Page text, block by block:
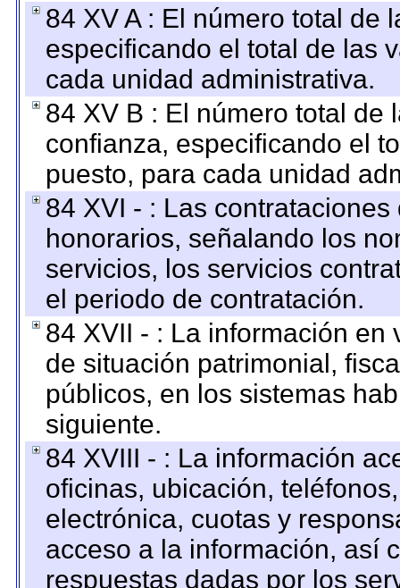
84 XV A : El número total de
especificando el total de las
cada unidad administrativa.
84 XV B : El número total de
confianza, especificando el
puesto, para cada unidad
84 XVI - : Las
honorarios, señalando los
servicios, los servicios
el periodo de contratación.
84 XVII - : La información
de situación patrimonial,
públicos, en los sistemas
siguiente.
84 XVIII - : La información
oficinas, ubicación,
electrónica, cuotas y
acceso a la información, así
respuestas dadas por los